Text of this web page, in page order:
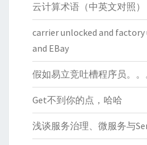
云计算术语（中英文对照）
carrier unlocked and
and EBay
假如易立竞吐槽程序员。。
Get不到你的点，哈哈
浅谈服务治理、微服务与